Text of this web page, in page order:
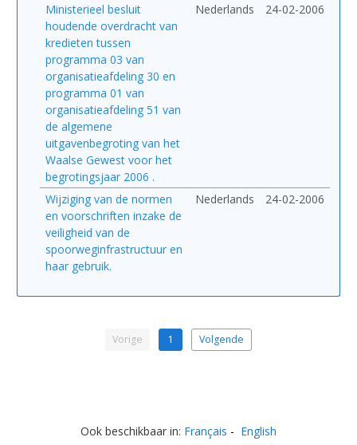
Ministerieel besluit
houdende overdracht van
kredieten tussen
programma 03 van
organisatieafdeling 30 en
programma 01 van
organisatieafdeling 51 van
de algemene
uitgavenbegroting van het
Waalse Gewest voor het
begrotingsjaar 2006 .
Nederlands 24-02-2006
Wijziging van de normen
en voorschriften inzake de
veiligheid van de
spoorweginfrastructuur en
haar gebruik.
Nederlands 24-02-2006
Vorige 1 Volgende
Ook beschikbaar in: Français English